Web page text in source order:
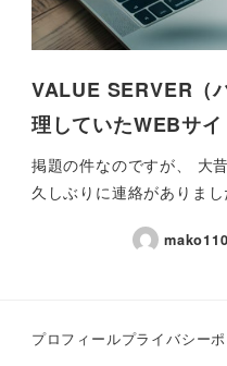
VALUE SERVER（
理していたWEBサ
掲題の件なのですが、 大
久しぶりに連絡がありま
mako110
プロフィールプライバシー